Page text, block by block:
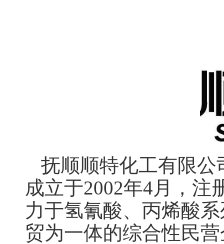
抚顺顺特化工有限
成立于2002年4月，注
力于氢氰酸、丙烯酸
贸为一体的综合性民